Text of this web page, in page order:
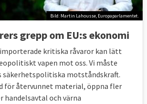
Bild: Martin Lahousse, Europaparlamentet.
grepp om EU:s ekonomi
importerade kritiska råvaror kan lätt
vapen mot oss. Vi måste
säkerhetspolitiska motståndskraft.
för återvunnet material, öppna fler
handelsavtal och värna